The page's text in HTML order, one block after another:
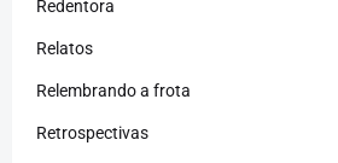
Redentora
Relatos
Relembrando a frota
Retrospectivas